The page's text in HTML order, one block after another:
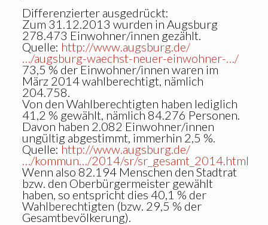
Differenzierter ausgedrückt:
Zum 31.12.2013 wurden in Augsburg
278.473 Einwohner/innen gezählt.
Quelle: http://www.augsburg.de/
…/augsburg-waechst-neuer-einwohner-…/
73,5 % der Einwohner/innen waren im
März 2014 wahlberechtigt, nämlich
204.758.
Von den Wahlberechtigten haben lediglich
41,2 % gewählt, nämlich 84.276 Personen.
Davon haben 2.082 Einwohner/innen
ungültig abgestimmt, immerhin 2,5 %.
Quelle:http://www.augsburg.de/
…/kommun…/2014/sr/sr_gesamt_2014.html
Wenn also 82.194 Menschen den Stadtrat
bzw. den Oberbürgermeister gewählt
haben, so entspricht dies 40,1 % der
Wahlberechtigten (bzw. 29,5 % der
Gesamtbevölkerung).